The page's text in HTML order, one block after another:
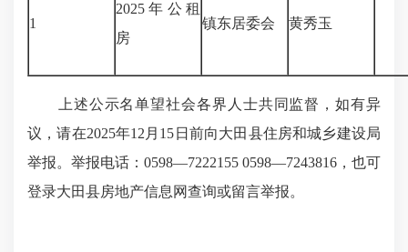
1
2025年公租
房
镇东居委会 黄秀玉
上述公示名单望社会各界人士共同监督，如有异
议，请在2025年12月15日前向大田县住房和城乡建设局
举报。举报电话：0598—7222155 0598—7243816，也可
登录大田县房地产信息网查询或留言举报。